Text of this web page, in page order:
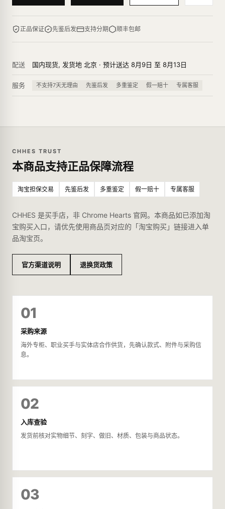
正品保证 先鉴后发 支持分期 顺丰包邮
配送 国内现货, 发货地 北京 · 预计送达 8月9日 至 8月13日
服务 不支持7天无理由 先鉴后发 多重鉴定 假一赔十 专属客服
CHHES TRUST
本商品支持正品保障流程
淘宝担保交易 先鉴后发 多重鉴定 假一赔十 专属客服
CHHES 是买手店，非 Chrome Hearts 官网。本商品如已添加淘
宝购买入口，请优先使用商品页对应的「淘宝购买」链接进入单
品淘宝页。
官方渠道说明 退换货政策
01
采购来源
海外专柜、职业买手与实体店合作供货，先确认款式、附件与采购信
息。
02
入库查验
发货前核对实物细节、刻字、做旧、材质、包装与商品状态。
03